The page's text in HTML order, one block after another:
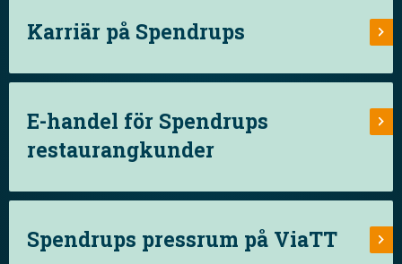
Karriär på Spendrups
E-handel för Spendrups
restaurangkunder
Spendrups pressrum på ViaTT